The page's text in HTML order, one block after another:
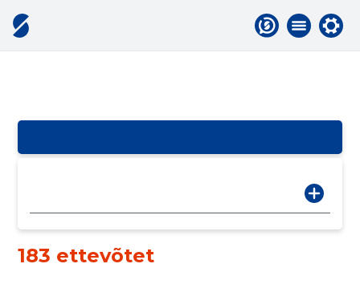
183 ettevõtet